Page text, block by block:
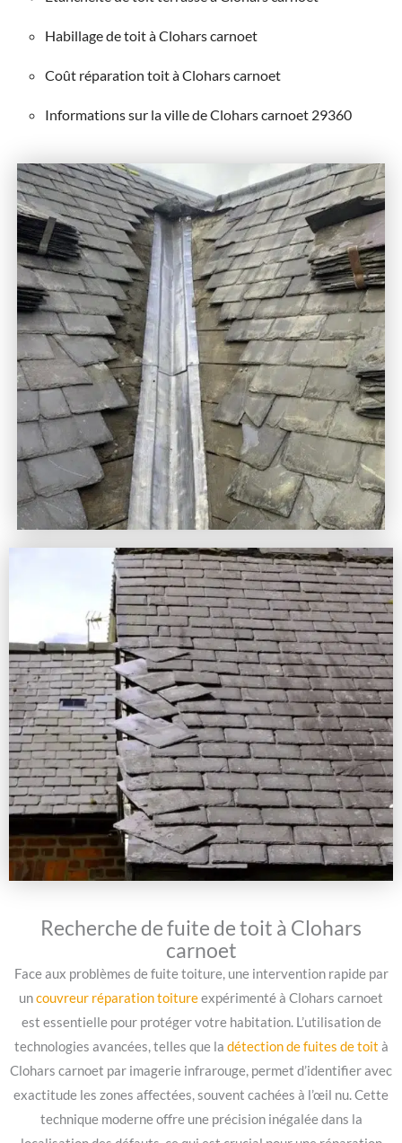
Habillage de toit à Clohars carnoet
Coût réparation toit à Clohars carnoet
Informations sur la ville de Clohars carnoet 29360
Recherche de fuite de toit à Clohars
carnoet
Face aux problèmes de fuite toiture, une intervention rapide par
uncouvreur réparation toitureexpérimenté à Clohars carnoet
est essentielle pour protéger votre habitation. L’utilisation de
technologies avancées, telles que la détection de fuites de toit à
Clohars carnoet par imagerie infrarouge, permet d’identifier avec
exactitude les zones affectées, souvent cachées à l’œil nu. Cette
technique moderne offre une précision inégalée dans la